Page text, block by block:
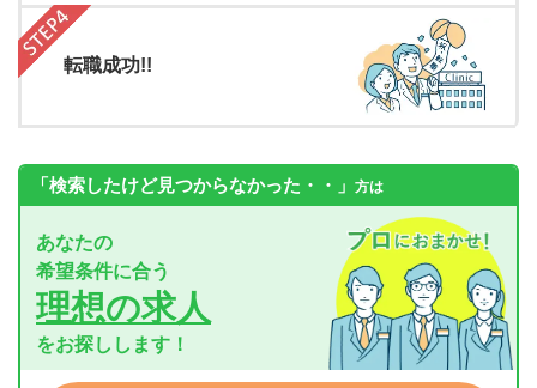
転職成功!!
「検索したけど見つからなかった・・」 方は
あなたの
希望条件に合う
理想の求人
をお探しします！